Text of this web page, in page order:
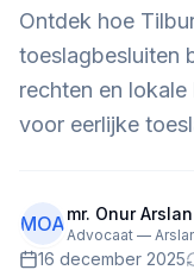
🇷🇴
Română
Ontdek hoe
toeslagbesluiten
rechten en
voor eerlijke
MOAmr. Onur Arslan
Advocaat —
16 december 2025